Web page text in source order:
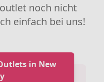
noch nicht
einfach bei uns!
in New